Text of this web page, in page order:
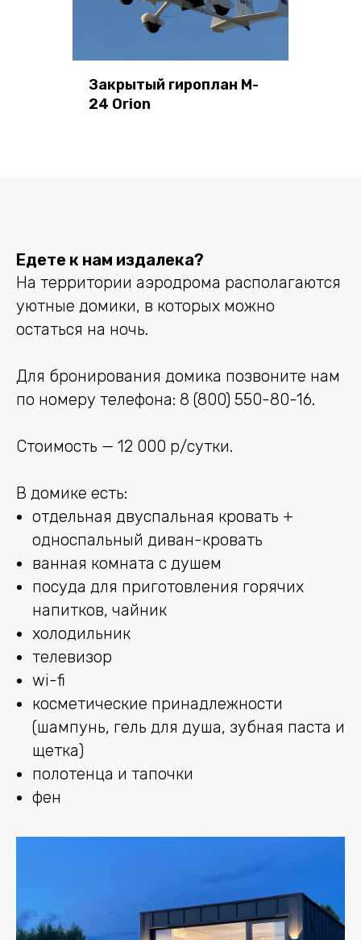
Закрытый гироплан M-
24 Orion
Едете к нам издалека?
На территории аэродрома располагаются
уютные домики, в которых можно
остаться на ночь.
Для бронирования домика позвоните нам
по номеру телефона: 8 (800) 550-80-16.
Стоимость — 12 000 р/сутки.
В домике есть:
отдельная двуспальная кровать +
односпальный диван-кровать
ванная комната с душем
посуда для приготовления горячих
напитков, чайник
холодильник
телевизор
wi-fi
косметические принадлежности
(шампунь, гель для душа, зубная паста и
щетка)
полотенца и тапочки
фен